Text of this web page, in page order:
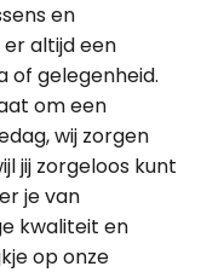
en
altijd een
gelegenheid.
om een
wij zorgen
jij zorgeloos kunt
je van
kwaliteit en
op onze